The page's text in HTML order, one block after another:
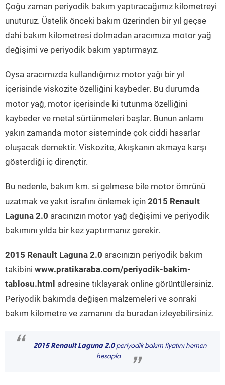
Çoğu zaman periyodik bakım yaptıracağımız kilometreyi
unuturuz. Üstelik önceki bakım üzerinden bir yıl geçse
dahi bakım kilometresi dolmadan aracımıza motor yağ
değişimi ve periyodik bakım yaptırmayız.
Oysa aracımızda kullandığımız motor yağı bir yıl
içerisinde viskozite özelliğini kaybeder. Bu durumda
motor yağ, motor içerisinde ki tutunma özelliğini
kaybeder ve metal sürtünmeleri başlar. Bunun anlamı
yakın zamanda motor sisteminde çok ciddi hasarlar
oluşacak demektir. Viskozite, Akışkanın akmaya karşı
gösterdiği iç dirençtir.
Bu nedenle, bakım km. si gelmese bile motor ömrünü
uzatmak ve yakıt israfını önlemek için 2015 Renault
Laguna 2.0 aracınızın motor yağ değişimi ve periyodik
bakımını yılda bir kez yaptırmanız gerekir.
2015 Renault Laguna 2.0 aracınızın periyodik bakım
takibini www.pratikaraba.com/periyodik-bakim-
tablosu.html adresine tıklayarak online görüntülersiniz.
Periyodik bakımda değişen malzemeleri ve sonraki
bakım kilometre ve zamanını da buradan izleyebilirsiniz.
“ 2015 Renault Laguna 2.0periyodik bakım fiyatını hemen
hesapla
”